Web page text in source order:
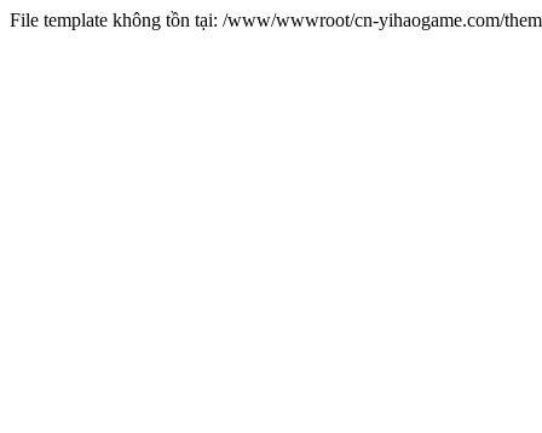
File template không tồn tại: /www/wwwroot/cn-yihaogame.com/